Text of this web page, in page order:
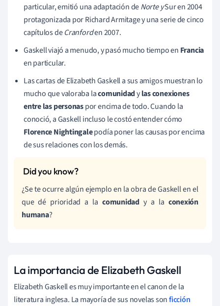
particular, emitió una adaptación deNorte ySur en 2004
protagonizada por Richard Armitage y una serie de cinco
capítulos deCranforden 2007.
Gaskell viajó a menudo, y pasó mucho tiempo en Francia
en particular.
Las cartas de Elizabeth Gaskell a sus amigos muestran lo
mucho que valoraba lacomunidadylas conexiones
entre las personaspor encima de todo. Cuando la
conoció, a Gaskell incluso le costó entender cómo
Florence Nightingalepodía poner las causas por encima
de sus relaciones con los demás.
¿Se te ocurre algún ejemplo en la obra de Gaskell en el
que dé prioridad a la comunidad y a la conexión
humana?
La importancia de Elizabeth Gaskell
Elizabeth Gaskell es muy importante en el canon de la
literatura inglesa. La mayoría de sus novelas sonficción